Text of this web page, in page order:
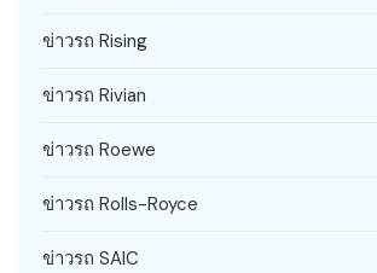
ข่าวรถ Rising
ข่าวรถ Rivian
ข่าวรถ Roewe
ข่าวรถ Rolls-Royce
ข่าวรถ SAIC